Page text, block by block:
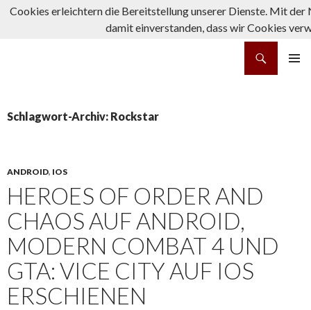
Schlagwort-Archiv: Rockstar
ANDROID, IOS
HEROES OF ORDER AND
CHAOS AUF ANDROID,
MODERN COMBAT 4 UND
GTA: VICE CITY AUF IOS
ERSCHIENEN
Cookies erleichtern die Bereitstellung unserer Dienste. Mit der
damit einverstanden, dass wir Cookies